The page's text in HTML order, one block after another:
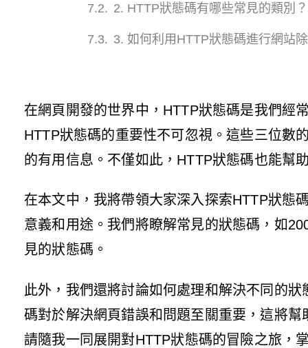
2. HTTP狀態碼有哪些常見的類別？
3. 如何利用HTTP狀態碼進行網站
在網頁開發的世界中，HTTP狀態碼是我們經
HTTP狀態碼的重要性不可忽視。這些三位數
的有用信息。不僅如此，HTTP狀態碼也能幫
在本文中，我將帶領大家深入探索HTTP狀態
意義和用途。我們將瞭解常見的狀態碼，如
見的狀態碼。
此外，我們還將討論如何處理和解決不同的
碼對於解決網頁錯誤和問題至關重要，這將
請隨我一同展開對HTTP狀態碼的冒險之旅，